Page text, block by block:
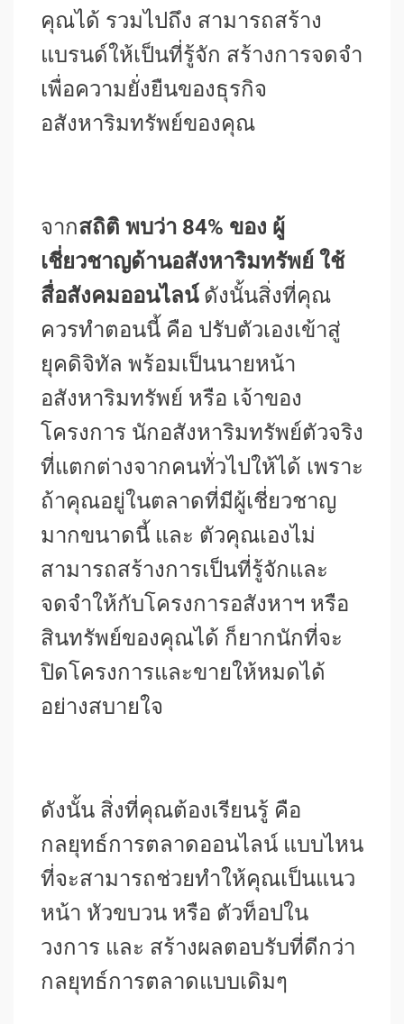
คุณได้ รวมไปถึง สามารถสร้าง
แบรนด์ให้เป็นที่รู้จัก สร้างการจดจำ
เพื่อความยั่งยืนของธุรกิจ
อสังหาริมทรัพย์ของคุณ
จากสถิติ พบว่า 84% ของ ผู้
เชี่ยวชาญด้านอสังหาริมทรัพย์ ใช้
สื่อสังคมออนไลน์ดังนั้นสิ่งที่คุณ
ควรทำตอนนี้ คือ ปรับตัวเองเข้าสู่
ยุคดิจิทัล พร้อมเป็นนายหน้า
อสังหาริมทรัพย์ หรือ เจ้าของ
โครงการ นักอสังหาริมทรัพย์ตัวจริง
ที่แตกต่างจากคนทั่วไปให้ได้ เพราะ
ถ้าคุณอยู่ในตลาดที่มีผู้เชี่ยวชาญ
มากขนาดนี้ และ ตัวคุณเองไม่
สามารถสร้างการเป็นที่รู้จักและ
จดจำให้กับโครงการอสังหาฯ หรือ
สินทรัพย์ของคุณได้ ก็ยากนักที่จะ
ปิดโครงการและขายให้หมดได้
อย่างสบายใจ
ดังนั้น สิ่งที่คุณต้องเรียนรู้ คือ
กลยุทธ์การตลาดออนไลน์ แบบไหน
ที่จะสามารถช่วยทำให้คุณเป็นแนว
หน้า หัวขบวน หรือ ตัวท็อปใน
วงการ และ สร้างผลตอบรับที่ดีกว่า
กลยุทธ์การตลาดแบบเดิมๆ